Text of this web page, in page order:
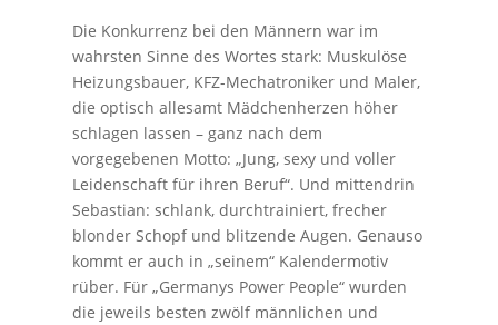
Die Konkurrenz bei den Männern war im
wahrsten Sinne des Wortes stark: Muskulöse
Heizungsbauer, KFZ-Mechatroniker und Maler,
die optisch allesamt Mädchenherzen höher
schlagen lassen – ganz nach dem
vorgegebenen Motto: „Jung, sexy und voller
Leidenschaft für ihren Beruf“. Und mittendrin
Sebastian: schlank, durchtrainiert, frecher
blonder Schopf und blitzende Augen. Genauso
kommt er auch in „seinem“ Kalendermotiv
rüber. Für „Germanys Power People“ wurden
die jeweils besten zwölf männlichen und